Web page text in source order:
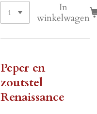
In
winkelwagen
Peper en
zoutstel
Renaissance